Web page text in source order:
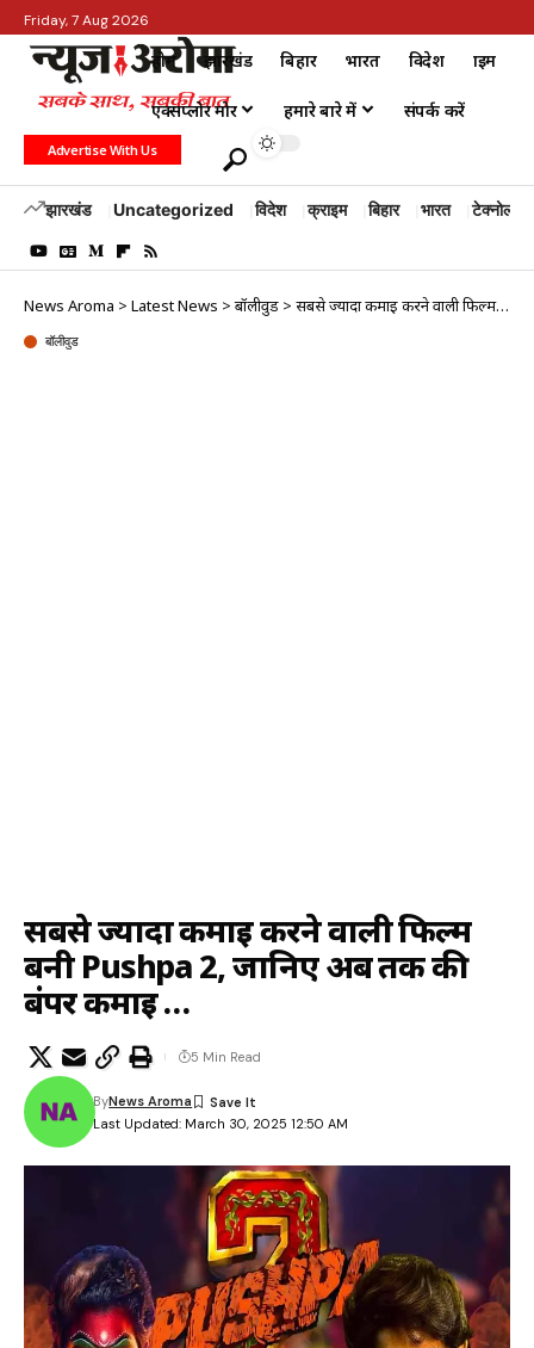
Friday, 7 Aug 2026
होम झारखंड बिहार भारत विदेश क्राइम
एक्सप्लोर मोर हमारे बारे में संपर्क करें
Advertise With Us
झारखंड Uncategorized विदेश क्राइम बिहार भारत टेक्नोलॉजी
News Aroma > Latest News >बॉलीवुड > सबसे ज्यादा कमाई करने वाली फिल्म बनी Pushpa 2, जानिए अब तक की बंपर कमाई …
बॉलीवुड
सबसे ज्यादा कमाई करने वाली फिल्म
बनी Pushpa 2, जानिए अब तक की
बंपर कमाई …
Last Updated: March 30, 2025 12:50 AM
ByNews Aroma
5 Min Read